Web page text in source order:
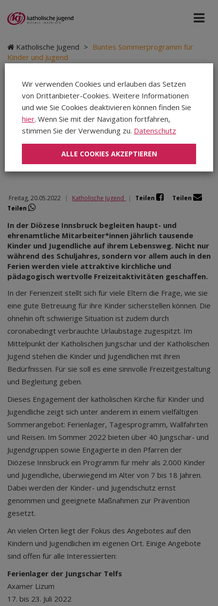
Katholische Jugend > Buntes Sommerprogramm für
Kinder und Jugend
Buntes
Sommerprogramm für
Kinder und Jugend
Freitag, 20.05.2022 | Katholische Jugend | Teilen
Teilen
Teilen
In der Diözese Innsbruck begleiten haupt- und
ehrenamtliche Mitarbeiter*innen jährlich tausende
Kinder und Jugendliche auf ihrem Lebensweg. Nicht nur
während des Schuljahres, sondern vor allem auch in den
Ferien werden viele attraktive kirchliche und
pädagogisch wertvolle Freizeitaktivitäten geschaffen.
In der Ferienzeit stellt sich für viele Eltern die Frage, wie sie
eine gute Betreuung für ihre Kinder sicherstellen können. Die
ohnehin oft schwierige Situation ist zudem durch
coronabedingt verbrauchte Urlaubstage zugespitzt. Im
Mittelpunkt der Katholischen Jungschar und der Katholischen
Jugend stehen die Kinder und Jugendlichen mit ihren
Bedürfnissen. Für sie soll es eine sinnvolle Freizeitgestaltung
und Begleitung geben.
Dieses Engagement der katholischen Kirche für Kinder und
Jugendliche zeigt sich unter anderem in einem vielfältigen
Sommerangebot: Ferienlager, Tagesprogramm, Wallfahrten
und Reisen. Im Sommer 2022 bieten über 40 Jungschar- und
Jugendgruppen sowie Engagierte in den Pfarren der
Diözese Innsbruck ein Programm für mehr als 2.000 Kinder
und Jugendliche, überwiegend im Alter von 7 bis 18 Jahren.
Dabei werden der Kinder- und Jugendschutz ernst
genommen und geeignete Maßnahmen zur Prävention
gesetzt.
An vielen Orten liegt der Fokus des Angebotes auf den
Kindern und Jugendlichen im eigenen Ort. Einige Angebote
sind offen für alle Interessierten:
Ferienlager der Jungschar Telfs
Axamer Lizum
17. bis 23. Juli 2022
Wir verwenden Cookies und erlauben das Setzen
von Drittanbieter-Cookies. Weitere Informationen
und wie Sie Cookies deaktivieren können finden Sie
hier. Wenn Sie mit der Navigation fortfahren,
stimmen Sie der Verwendung zu. Datenschutz
ALLE COOKIES AKZEPTIEREN